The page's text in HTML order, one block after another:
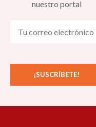
nuestro portal